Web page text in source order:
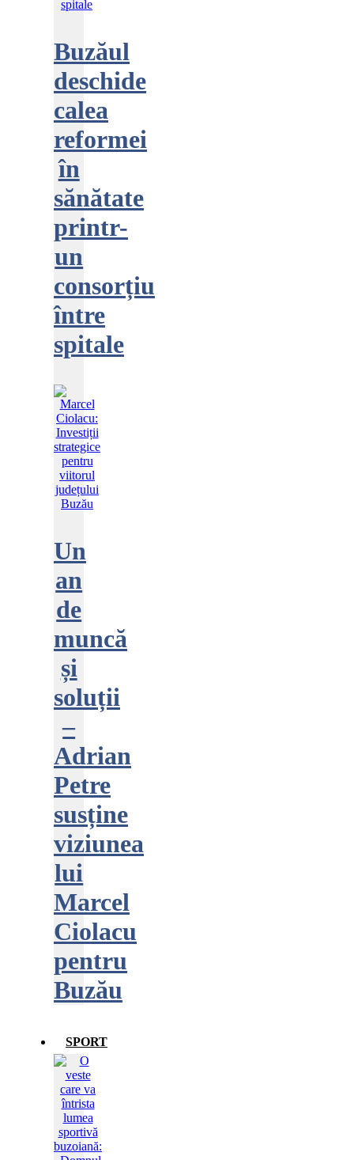
Buzăul
deschide
calea
reformei
în
sănătate
printr-
un
consorțiu
între
spitale
Un
an
de
muncă
și
soluții
–
Adrian
Petre
susține
viziunea
lui
Marcel
Ciolacu
pentru
Buzău
SPORT